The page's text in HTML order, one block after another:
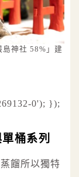
島神社 58%」建
0'); });
桶系列
餾所以獨特